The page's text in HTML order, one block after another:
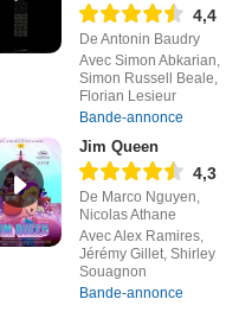
4,4
De Antonin Baudry
Avec Simon Abkarian,
Simon Russell Beale,
Florian Lesieur
Bande-annonce
Jim Queen
4,3
De Marco Nguyen,
Nicolas Athane
Avec Alex Ramires,
Jérémy Gillet, Shirley
Souagnon
Bande-annonce